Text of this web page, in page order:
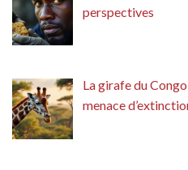
perspectives
La girafe du
menace